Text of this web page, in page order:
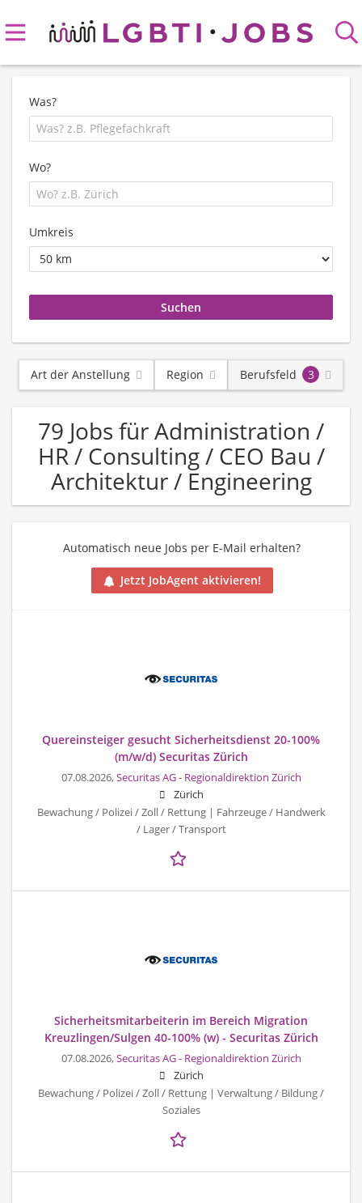
Was?
Wo?
Umkreis
Art der Anstellung Region Berufsfeld 3
79 Jobs für Administration /
HR / Consulting / CEO Bau /
Architektur / Engineering
Automatisch neue Jobs per E-Mail erhalten?
Jetzt JobAgent aktivieren!
Quereinsteiger gesucht Sicherheitsdienst 20-100%
(m/w/d) Securitas Zürich
07.08.2026,Securitas AG - Regionaldirektion Zürich
Zürich
Bewachung / Polizei / Zoll / Rettung | Fahrzeuge / Handwerk
/ Lager / Transport
Sicherheitsmitarbeiterin im Bereich Migration
Kreuzlingen/Sulgen 40-100% (w) - Securitas Zürich
07.08.2026,Securitas AG - Regionaldirektion Zürich
Zürich
Bewachung / Polizei / Zoll / Rettung | Verwaltung / Bildung /
Soziales